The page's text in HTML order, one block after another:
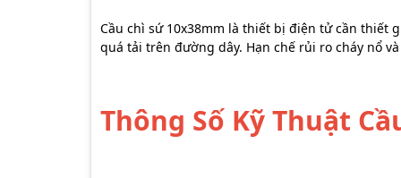
Cầu chì sứ 10x38mm là thiết bị điện tử cần thiết
quá tải trên đường dây. Hạn chế rủi ro cháy nổ
Thông Số Kỹ Thuật